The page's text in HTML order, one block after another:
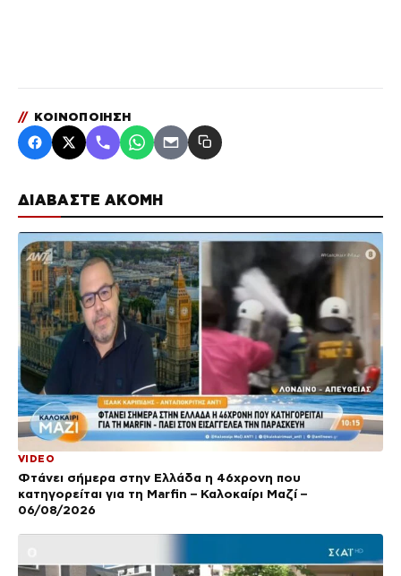
ΔΙΑΒΑΣΤΕ ΑΚΟΜΗ
VIDEO
Φτάνει σήμερα στην Ελλάδα η 46χρονη που
κατηγορείται για τη Marfin – Καλοκαίρι Μαζί –
06/08/2026
// ΚΟΙΝΟΠΟΙΗΣΗ